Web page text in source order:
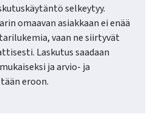
selkeytyy.
omaavan asiakkaan ei enää
vaan ne siirtyvät
Laskutus saadaan
ja arvio- ja
eroon.